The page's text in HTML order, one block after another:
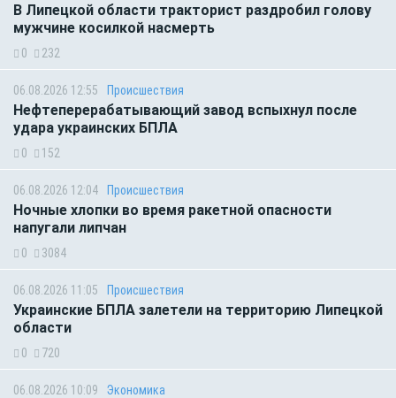
В Липецкой области тракторист раздробил голову
мужчине косилкой насмерть
0 232
06.08.2026 12:55 Происшествия
Нефтеперерабатывающий завод вспыхнул после
удара украинских БПЛА
0 152
06.08.2026 12:04 Происшествия
Ночные хлопки во время ракетной опасности
напугали липчан
0 3084
06.08.2026 11:05 Происшествия
Украинские БПЛА залетели на территорию Липецкой
области
0 720
06.08.2026 10:09 Экономика